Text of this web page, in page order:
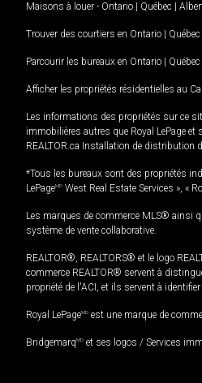
Maisons à louer - Ontario Québec
Trouver des courtiers en Ontario Québec
Parcourir les bureaux en Ontario Québec
Afficher les propriétés résidentielles au
Les informations des propriétés sur ce
immobilières autres que Royal LePage
REALTOR.ca Installation de distribution
*Tous les bureaux sont des propriétés
LePageMD West Real Estate Services », «
Les marques de commerce MLS® ainsi
système de vente collaborative.
REALTOR®, REALTORS® et le logo
commerce REALTOR® servent à
propriété de l'ACI, et ils servent à
Royal LePageMD est une marque de
BridgemarqMD et ses logos / Services